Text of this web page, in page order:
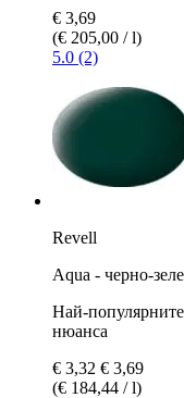
€ 3,69
(€ 205,00 / l)
5.0 (2)
Revell
Aqua - черно-
Най-
нюанса
€ 3,32 € 3,69
(€ 184,44 / l)